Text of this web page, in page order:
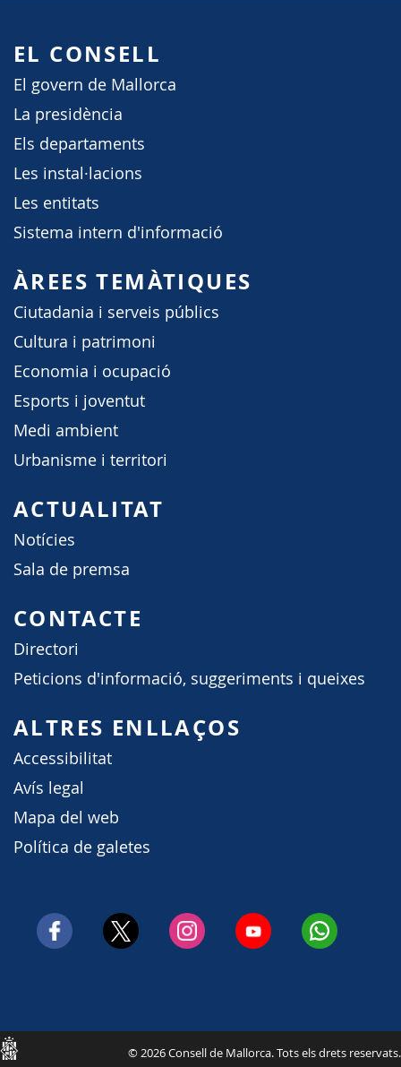
EL CONSELL
El govern de Mallorca
La presidència
Els departaments
Les instal·lacions
Les entitats
Sistema intern d'informació
ÀREES TEMÀTIQUES
Ciutadania i serveis públics
Cultura i patrimoni
Economia i ocupació
Esports i joventut
Medi ambient
Urbanisme i territori
ACTUALITAT
Notícies
Sala de premsa
CONTACTE
Directori
Peticions d'informació, suggeriments i queixes
ALTRES ENLLAÇOS
Accessibilitat
Avís legal
Mapa del web
Política de galetes
Consell
© 2026 Consell de Mallorca. Tots els drets reservats.